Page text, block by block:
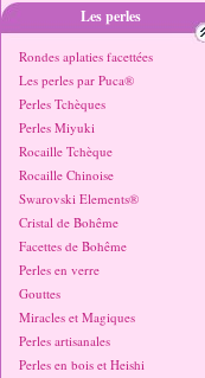
Les perles
Rondes aplaties facettées
Les perles par Puca®
Perles Tchèques
Perles Miyuki
Rocaille Tchèque
Rocaille Chinoise
Swarovski Elements®
Cristal de Bohême
Facettes de Bohême
Perles en verre
Gouttes
Miracles et Magiques
Perles artisanales
Perles en bois et Heishi